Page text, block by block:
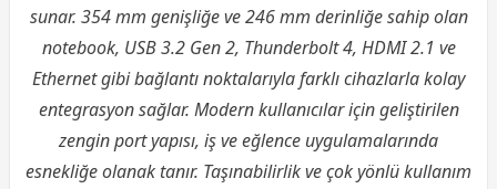
sunar. 354 mm genişliğe ve 246 mm derinliğe sahip olan
notebook, USB 3.2 Gen 2, Thunderbolt 4, HDMI 2.1 ve
Ethernet gibi bağlantı noktalarıyla farklı cihazlarla kolay
entegrasyon sağlar. Modern kullanıcılar için geliştirilen
zengin port yapısı, iş ve eğlence uygulamalarında
esnekliğe olanak tanır. Taşınabilirlik ve çok yönlü kullanım